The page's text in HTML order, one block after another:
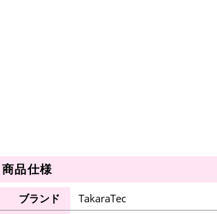
商品仕様
ブランド
TakaraTec